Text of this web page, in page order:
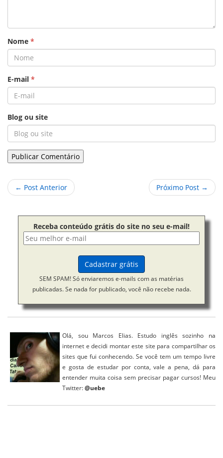
Nome *
E-mail *
Blog ou site
← Post Anterior Próximo Post →
Receba conteúdo grátis do site no seu e-mail!
SEM SPAM! Só enviaremos e-mails com as matérias
publicadas. Se nada for publicado, você não recebe nada.
Olá, sou Marcos Elias. Estudo inglês sozinho na
internet e decidi montar este site para compartilhar os
sites que fui conhecendo. Se você tem um tempo livre
e gosta de estudar por conta, vale a pena, dá para
entender muita coisa sem precisar pagar cursos! Meu
Twitter:@uebe